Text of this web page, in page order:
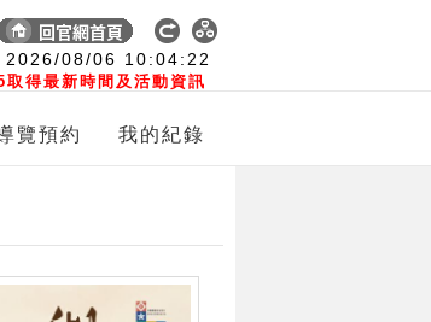
2026/08/06 10:04:23
得最新時間及活動資訊
覽預約 我的紀錄